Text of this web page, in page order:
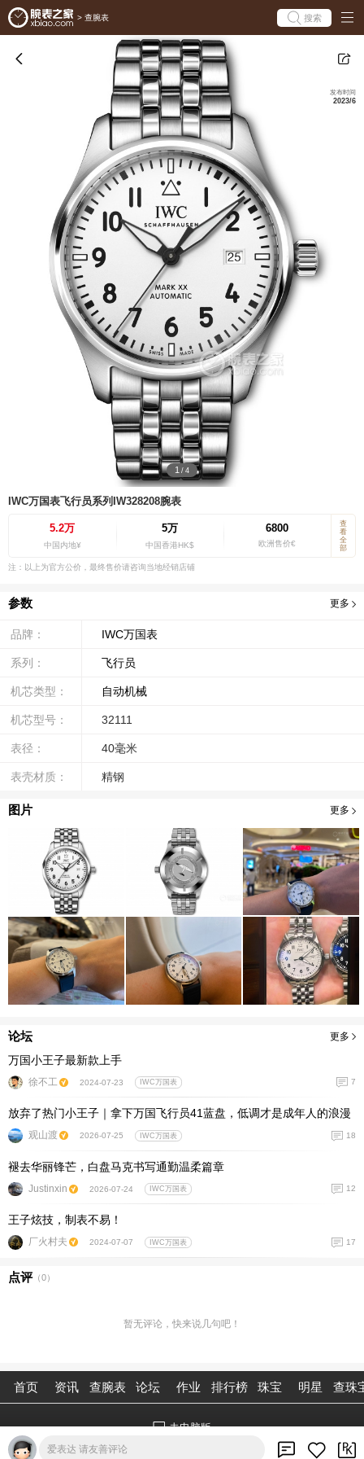
> 查腕表 搜索
1 / 4
发布时间
2023/6
IWC万国表飞行员系列IW328208腕表
5.2万
中国内地¥
5万
中国香港HK$
6800
欧洲售价€
查
看
全
部
注：以上为官方公价，最终售价请咨询当地经销店铺
参数 更多
品牌： IWC万国表
系列： 飞行员
机芯类型： 自动机械
机芯型号： 32111
表径： 40毫米
表壳材质： 精钢
图片 更多
论坛 更多
万国小王子最新款上手
徐不工 2024-07-23 IWC万国表 7
放弃了热门小王子｜拿下万国飞行员41蓝盘，低调才是成年人的浪漫
观山渡 2026-07-25 IWC万国表 18
褪去华丽锋芒，白盘马克书写通勤温柔篇章
Justinxin 2026-07-24 IWC万国表 12
王子炫技，制表不易！
厂火村夫 2024-07-07 IWC万国表 17
点评（0）
暂无评论，快来说几句吧！
爱表达 请友善评论
首页 资讯 查腕表 论坛 作业 排行榜 珠宝 明星 查珠
去电脑版
©2026腕表之家 m.xbiao.com